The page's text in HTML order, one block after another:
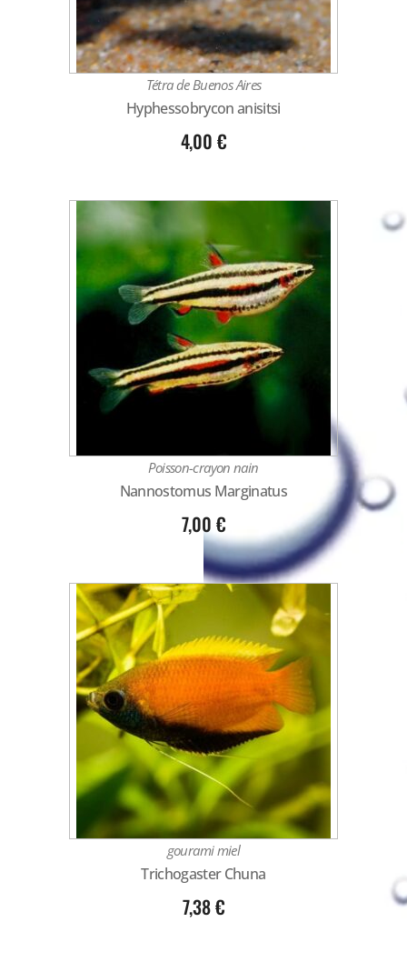
Tétra de Buenos Aires
Hyphessobrycon anisitsi
4,00 €
Poisson-crayon nain
Nannostomus Marginatus
7,00 €
gourami miel
Trichogaster Chuna
7,38€